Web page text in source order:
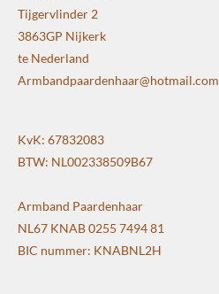
Tijgervlinder 2
3863GP Nijkerk
te Nederland
Armbandpaardenhaar@hotmail.com
KvK: 67832083
BTW: NL002338509B67
Armband Paardenhaar
NL67 KNAB 0255 7494 81
BIC nummer: KNABNL2H